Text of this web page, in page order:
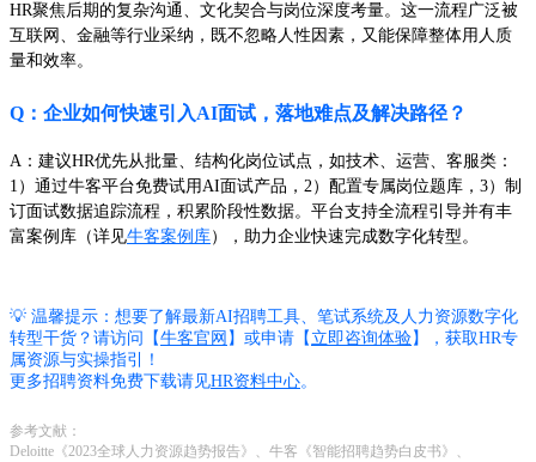
HR聚焦后期的复杂沟通、文化契合与岗位深度考量。这一流程广泛被
互联网、金融等行业采纳，既不忽略人性因素，又能保障整体用人质
量和效率。
Q：企业如何快速引入AI面试，落地难点及解决路径？
A：建议HR优先从批量、结构化岗位试点，如技术、运营、客服类：
1）通过牛客平台免费试用AI面试产品，2）配置专属岗位题库，3）制
订面试数据追踪流程，积累阶段性数据。平台支持全流程引导并有丰
富案例库（详见牛客案例库），助力企业快速完成数字化转型。
💡 温馨提示：想要了解最新AI招聘工具、笔试系统及人力资源数字化
转型干货？请访问【牛客官网 】或申请【 立即咨询体验】，获取HR专
属资源与实操指引！
更多招聘资料免费下载请见HR资料中心。
参考文献：
Deloitte《2023全球人力资源趋势报告》、牛客《智能招聘趋势白皮书》、